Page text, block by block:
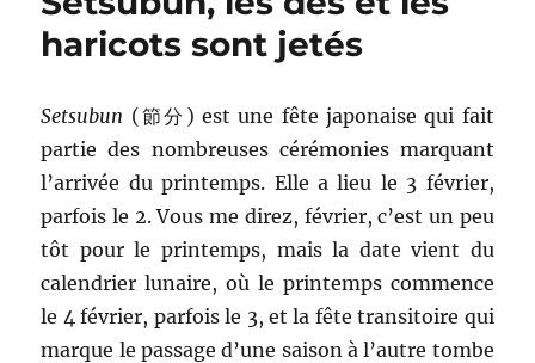
–
haricots sont jetés
Setsubun (節分) est une fête japonaise qui fait
partie des nombreuses cérémonies marquant
l’arrivée du printemps. Elle a lieu le 3 février,
parfois le 2. Vous me direz, février, c’est un peu
tôt pour le printemps, mais la date vient du
calendrier lunaire, où le printemps commence
le 4 février, parfois le 3, et la fête transitoire qui
marque le passage d’une saison à l’autre tombe